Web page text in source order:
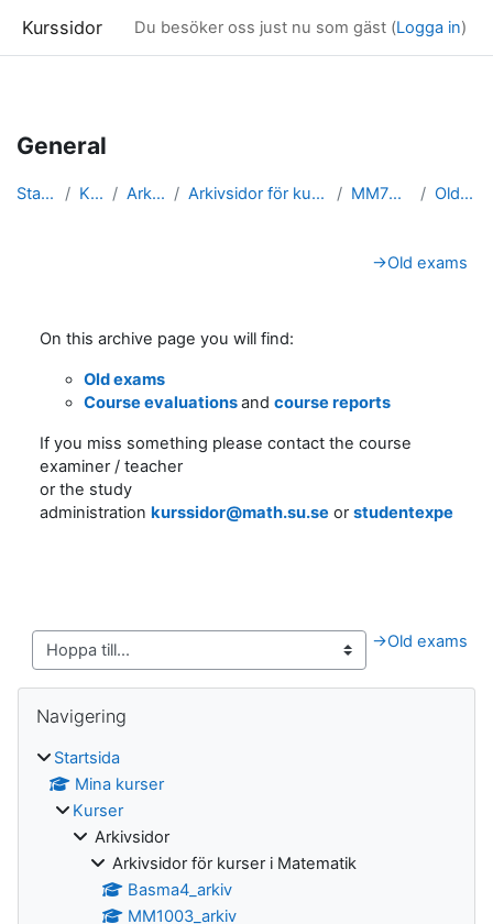
Kurssidor Du besöker oss just nu som gäst (Logga in)
General
Startsida Kurser Arkivsidor Arkivsidor för kurser i Matematik MM7024_arkiv Old exams
→Old exams
On this archive page you will find:
Old exams
Course evaluationsand course reports
If you miss something please contact the course
examiner / teacher
or the study
administration kurssidor@math.su.se or
→Old exams
Navigering
Startsida
Mina kurser
Kurser
Arkivsidor
Arkivsidor för kurser i Matematik
Basma4_arkiv
MM1003_arkiv